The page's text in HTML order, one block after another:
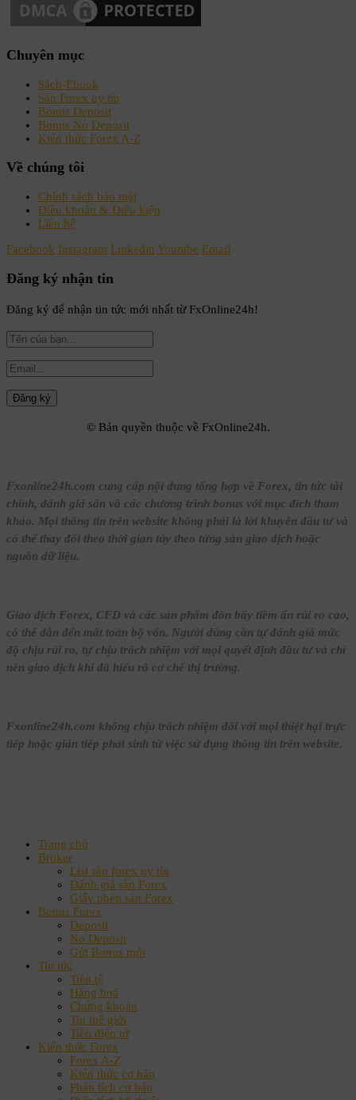
Chuyên mục
Sách-Ebook
Sàn Forex uy tín
Bonus Deposit
Bonus No Deposit
Kiến thức Forex A-Z
Về chúng tôi
Chính sách bảo mật
Điều khoản & Điều kiện
Liên hệ
Facebook Instagram Linkedin Youtube Email
Đăng ký nhận tin
Đăng ký để nhận tin tức mới nhất từ FxOnline24h!
© Bản quyền thuộc về FxOnline24h.
Fxonline24h.com cung cấp nội dung tổng hợp về Forex, tin tức tài
chính, đánh giá sàn và các chương trình bonus với mục đích tham
khảo. Mọi thông tin trên website không phải là lời khuyên đầu tư và
có thể thay đổi theo thời gian tùy theo từng sàn giao dịch hoặc
nguồn dữ liệu.
Giao dịch Forex, CFD và các sản phẩm đòn bẩy tiềm ẩn rủi ro cao,
có thể dẫn đến mất toàn bộ vốn. Người dùng cần tự đánh giá mức
độ chịu rủi ro, tự chịu trách nhiệm với mọi quyết định đầu tư và chỉ
nên giao dịch khi đã hiểu rõ cơ chế thị trường.
Fxonline24h.com không chịu trách nhiệm đối với mọi thiệt hại trực
tiếp hoặc gián tiếp phát sinh từ việc sử dụng thông tin trên website.
Trang chủ
Broker
List sàn forex uy tín
Đánh giá sàn Forex
Giấy phép sàn Forex
Bonus Forex
Deposit
No Deposit
Gửi Bonus mới
Tin tức
Tiền tệ
Hàng hoá
Chứng khoán
Tin thế giới
Tiền điện tử
Kiến thức Forex
Forex A-Z
Kiến thức cơ bản
Phân tích cơ bản